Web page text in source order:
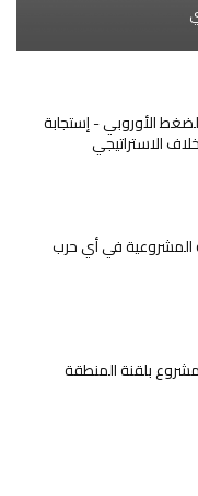
الأوروبي - إستجابة
الاستراتيجي
المشروعية في أي حرب
بلقنة المنطقة